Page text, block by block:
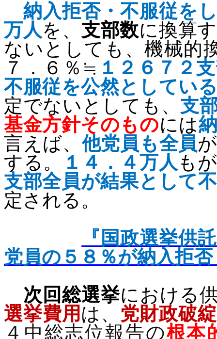
納入拒否・不服従を
万人を、 支部数に換算
ないとしても、機械的
７．６％≒ １２６７２
不服従を公然としてい
定でないとしても、 支
基金方針そのものには
言えば、他党員も全員
する。
１４．４万人 も
支部全員が結果として
定される。
『国政選挙供
党員の５８％が納入拒
次回総選挙における
選挙費用 は、 党財政破
４中総志位報告の根本